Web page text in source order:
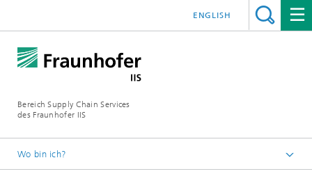
Bereich Supply Chain Services
des Fraunhofer IIS
ENGLISH
Wo bin ich?